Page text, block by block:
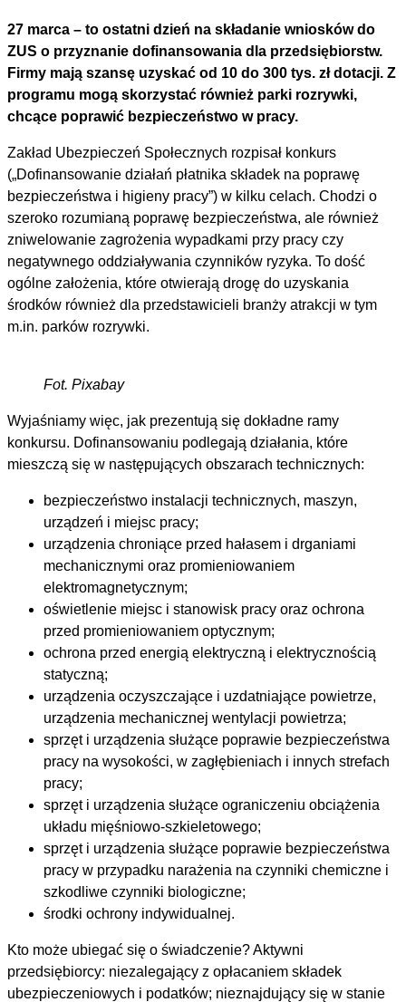
27 marca – to ostatni dzień na składanie wniosków do
ZUS o przyznanie dofinansowania dla przedsiębiorstw.
Firmy mają szansę uzyskać od 10 do 300 tys. zł dotacji. Z
programu mogą skorzystać również parki rozrywki,
chcące poprawić bezpieczeństwo w pracy.
Zakład Ubezpieczeń Społecznych rozpisał konkurs
(„Dofinansowanie działań płatnika składek na poprawę
bezpieczeństwa i higieny pracy”) w kilku celach. Chodzi o
szeroko rozumianą poprawę bezpieczeństwa, ale również
zniwelowanie zagrożenia wypadkami przy pracy czy
negatywnego oddziaływania czynników ryzyka. To dość
ogólne założenia, które otwierają drogę do uzyskania
środków również dla przedstawicieli branży atrakcji w tym
m.in. parków rozrywki.
Fot. Pixabay
Wyjaśniamy więc, jak prezentują się dokładne ramy
konkursu. Dofinansowaniu podlegają działania, które
mieszczą się w następujących obszarach technicznych:
bezpieczeństwo instalacji technicznych, maszyn,
urządzeń i miejsc pracy;
urządzenia chroniące przed hałasem i drganiami
mechanicznymi oraz promieniowaniem
elektromagnetycznym;
oświetlenie miejsc i stanowisk pracy oraz ochrona
przed promieniowaniem optycznym;
ochrona przed energią elektryczną i elektrycznością
statyczną;
urządzenia oczyszczające i uzdatniające powietrze,
urządzenia mechanicznej wentylacji powietrza;
sprzęt i urządzenia służące poprawie bezpieczeństwa
pracy na wysokości, w zagłębieniach i innych strefach
pracy;
sprzęt i urządzenia służące ograniczeniu obciążenia
układu mięśniowo-szkieletowego;
sprzęt i urządzenia służące poprawie bezpieczeństwa
pracy w przypadku narażenia na czynniki chemiczne i
szkodliwe czynniki biologiczne;
środki ochrony indywidualnej.
Kto może ubiegać się o świadczenie? Aktywni
przedsiębiorcy: niezalegający z opłacaniem składek
ubezpieczeniowych i podatków; nieznajdujący się w stanie